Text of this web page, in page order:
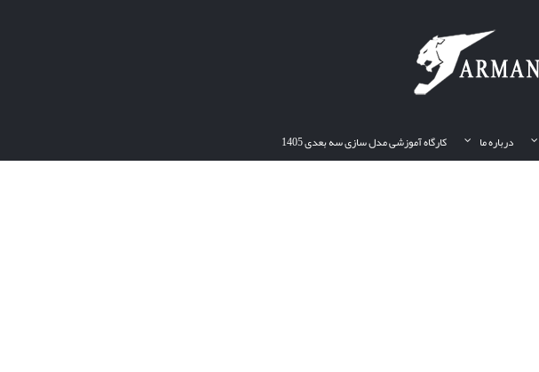
درباره ما کارگاه آموزشی مدل سازی سه بعدی 1405